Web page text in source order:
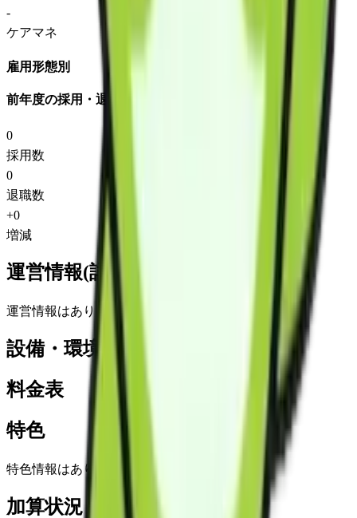
-
ケアマネ
雇用形態別
前年度の採用・退職
0
採用数
0
退職数
+0
増減
運営情報(詳細)
運営情報はありません
設備・環境
料金表
特色
特色情報はありません
加算状況